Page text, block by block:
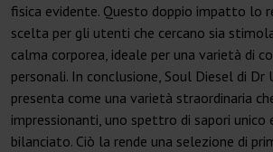
fisica evidente. Questo doppio impatto lo
scelta per gli utenti che cercano sia
calma corporea, ideale per una varietà di
personali. In conclusione, Soul Diesel di Dr
presenta come una varietà straordinaria
impressionanti, uno spettro di sapori
bilanciato. Ciò la rende una selezione di